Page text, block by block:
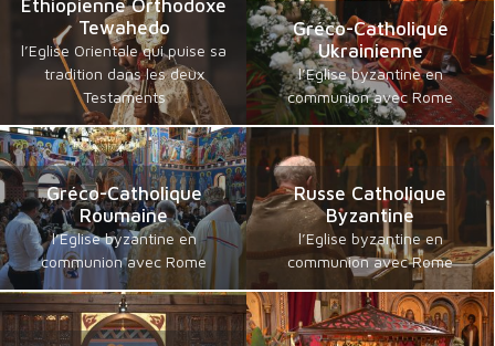
Ethiopienne Orthodoxe
Tewahedo
l’Eglise Orientale qui puise sa
tradition dans les deux
Testaments
Gréco-Catholique
Ukrainienne
l’Eglise byzantine en
communion avec Rome
Gréco-Catholique
Roumaine
l’Eglise byzantine en
communion avec Rome
Russe Catholique
Byzantine
l’Eglise byzantine en
communion avec Rome